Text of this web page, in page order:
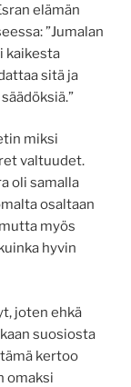
elämän
”Jumalan
kaikesta
sitä ja
”
miksi
valtuudet.
oli samalla
osaltaan
myös
hyvin
joten ehkä
suosiosta
kertoo
omaksi